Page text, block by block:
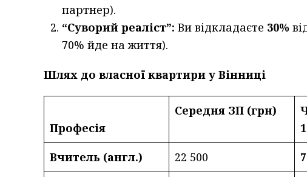
партнер).
“Суворий реаліст”: Ви відкладаєте 30%
70% йде на життя).
Шлях до власної квартири у Вінниці
Професія
Середня ЗП (грн)
Вчитель (англ.)
22 500